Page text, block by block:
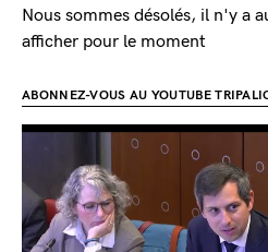
Nous sommes désolés, il n'y a
afficher pour le moment
ABONNEZ-VOUS AU YOUTUBE